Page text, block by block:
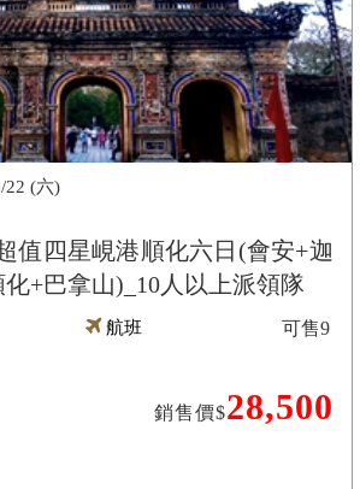
值四星峴港順化六日(會安+迦
+巴拿山)_10人以上派領隊
22 (六)
航班
銷售價$28,500
可售9